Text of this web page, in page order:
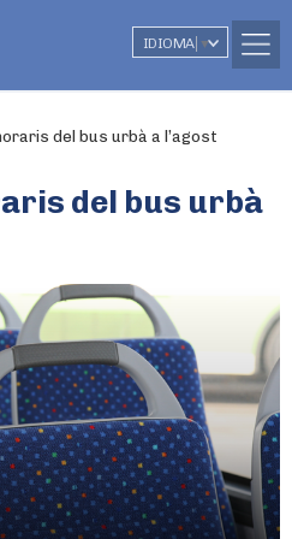
IDIOMA ▼
del bus urbà a l’agost
del bus urbà